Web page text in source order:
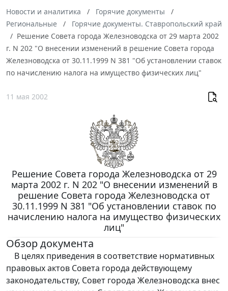
Новости и аналитика
Горячие документы
Региональные
Горячие документы. Ставропольский край
Решение Совета города Железноводска от 29 марта 2002
г. N 202 "О внесении изменений в решение Совета города
Железноводска от 30.11.1999 N 381 "Об установлении ставок
по начислению налога на имущество физических лиц"
11 мая 2002
Решение Совета города Железноводска от 29
марта 2002 г. N 202 "О внесении изменений в
решение Совета города Железноводска от
30.11.1999 N 381 "Об установлении ставок по
начислению налога на имущество физических
лиц"
Обзор документа
В целях приведения в соответствие нормативных
правовых актов Совета города действующему
законодательству, Совет города Железноводска внес